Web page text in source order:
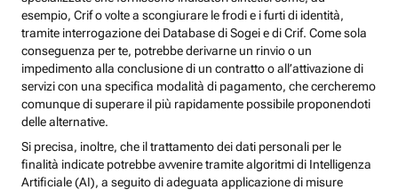
esempio, Crif o volte a scongiurare le frodi e i furti di identità,
tramite interrogazione dei Database di Sogei e di Crif. Come sola
conseguenza per te, potrebbe derivarne un rinvio o un
impedimento alla conclusione di un contratto o all’attivazione di
servizi con una specifica modalità di pagamento, che cercheremo
comunque di superare il più rapidamente possibile proponendoti
delle alternative.
Si precisa, inoltre, che il trattamento dei dati personali per le
finalità indicate potrebbe avvenire tramite algoritmi di Intelligenza
Artificiale (AI), a seguito di adeguata applicazione di misure